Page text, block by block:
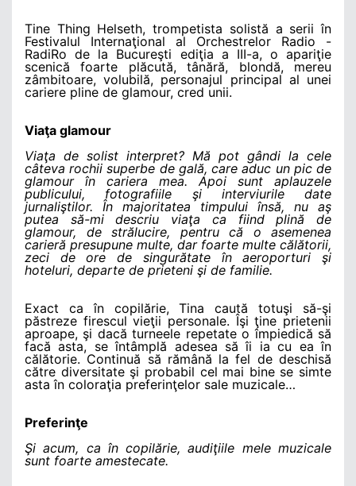
Tine Thing Helseth, trompetista solistă a serii în
Festivalul Internaţional al Orchestrelor Radio -
RadiRo de la Bucureşti ediţia a III-a, o apariţie
scenică foarte plăcută, tânără, blondă, mereu
zâmbitoare, volubilă, personajul principal al unei
cariere pline de glamour, cred unii.
Viaţa glamour
Viaţa de solist interpret? Mă pot gândi la cele
câteva rochii superbe de gală, care aduc un pic de
glamour în cariera mea. Apoi sunt aplauzele
publicului, fotografiile şi interviurile date
jurnaliştilor. În majoritatea timpului însă, nu aş
putea să-mi descriu viaţa ca fiind plină de
glamour, de strălucire, pentru că o asemenea
carieră presupune multe, dar foarte multe călătorii,
zeci de ore de singurătate în aeroporturi şi
hoteluri, departe de prieteni şi de familie.
Exact ca în copilărie, Tina caută totuşi să-şi
păstreze firescul vieţii personale. Îşi ţine prietenii
aproape, şi dacă turneele repetate o împiedică să
facă asta, se întâmplă adesea să îi ia cu ea în
călătorie. Continuă să rămână la fel de deschisă
către diversitate şi probabil cel mai bine se simte
asta în coloraţia preferinţelor sale muzicale…
Preferinţe
Şi acum, ca în copilărie, audiţiile mele muzicale
sunt foarte amestecate.